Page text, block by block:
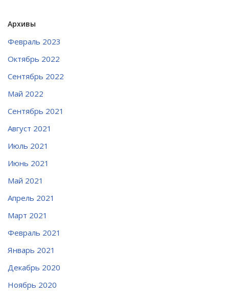
Архивы
Февраль 2023
Октябрь 2022
Сентябрь 2022
Май 2022
Сентябрь 2021
Август 2021
Июль 2021
Июнь 2021
Май 2021
Апрель 2021
Март 2021
Февраль 2021
Январь 2021
Декабрь 2020
Ноябрь 2020